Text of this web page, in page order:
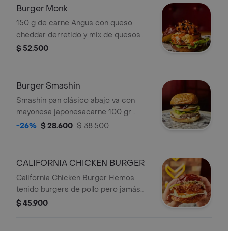
Kansas BBQ.
Burger Monk
150 g de carne Angus con queso
cheddar derretido y mix de quesos
suizo y gouda rueda de tocineta
Emmy
$ 52.500
Burger Smashin
Smashin pan clásico abajo va con
mayonesa japonesacarne 100 gr
queso cheddar cogollo tomate
-26% $ 28.600 $ 38.500
CALIFORNIA CHICKEN BURGER
California Chicken Burger Hemos
tenido burgers de pollo pero jamás
como esta. Luego de algunos meses
$ 45.900